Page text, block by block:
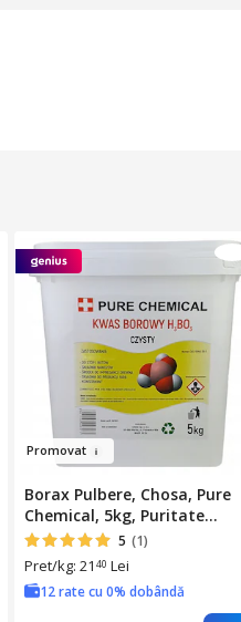
Promovat
Borax Pulbere, Chosa, Pure
Chemical, 5kg, Puritate
99.9%, Formula Chimica
H3Bo3, Utilizare Larga,
Ingrasamant Eficient
5 (1)
Pret/kg: 21 40 Lei
12 rate cu 0% dobândă